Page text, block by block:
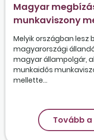
Magyar
munkaviszony
Melyik országban lesz
magyarországi
magyar állampolgár,
munkaidős
mellette...
Tovább a